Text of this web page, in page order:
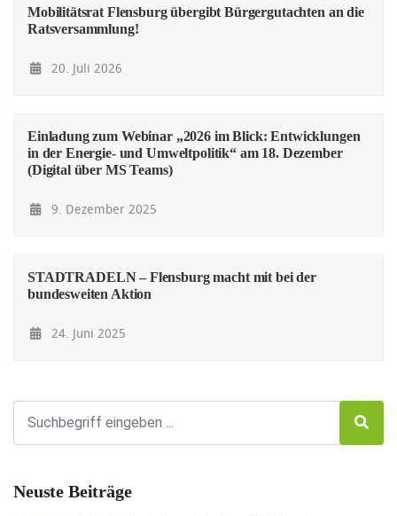
Mobilitätsrat Flensburg übergibt Bürgergutachten an die
Ratsversammlung!
20. Juli 2026
Einladung zum Webinar „2026 im Blick: Entwicklungen
in der Energie- und Umweltpolitik“ am 18. Dezember
(Digital über MS Teams)
9. Dezember 2025
STADTRADELN – Flensburg macht mit bei der
bundesweiten Aktion
24. Juni 2025
Neuste Beiträge